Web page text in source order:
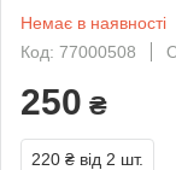
Немає в наявності
Код: 77000508
250 ₴
220 ₴ від 2 шт.